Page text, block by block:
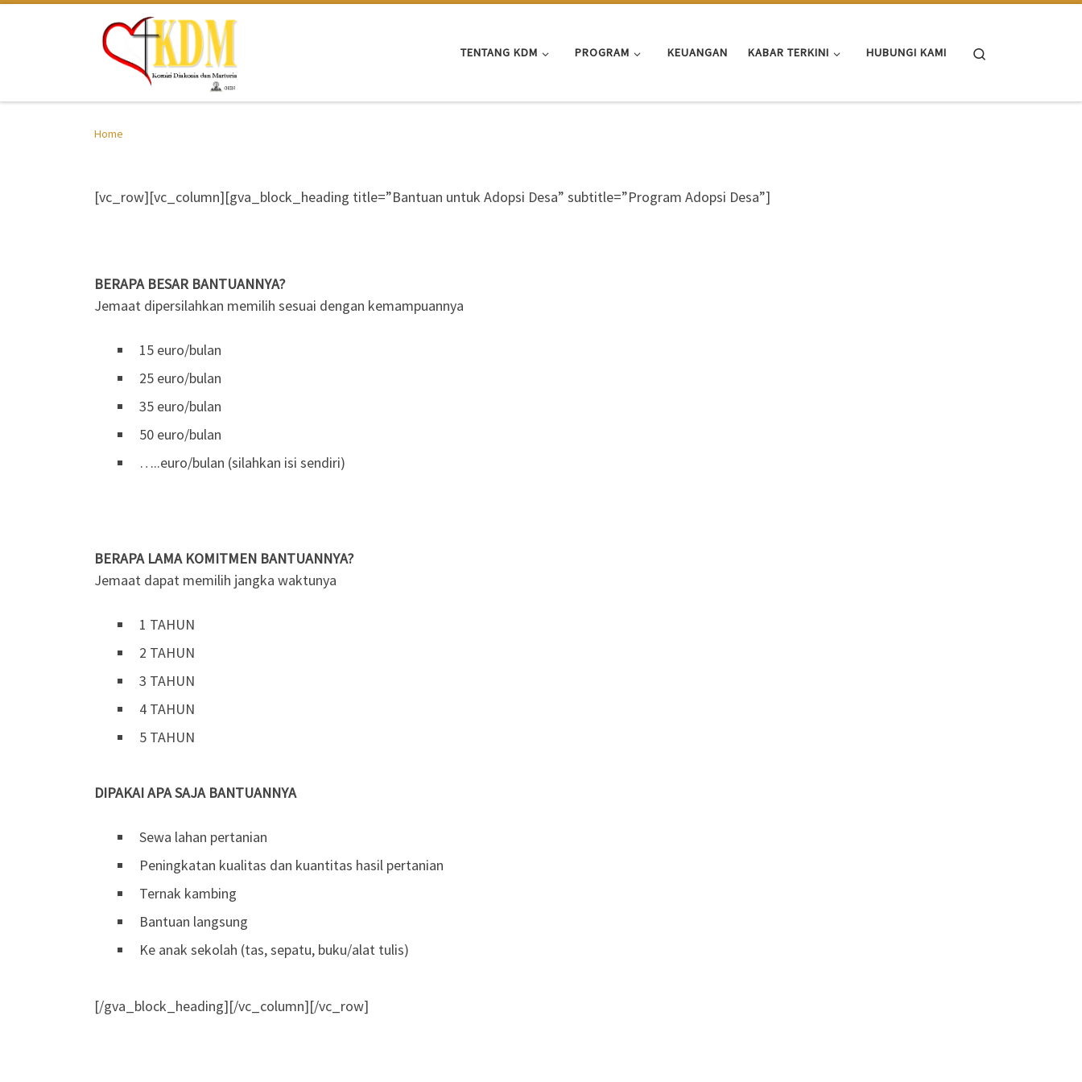
TENTANG KDM PROGRAM KEUANGAN KABAR TERKINI HUBUNGI KAMI
Home
[vc_row][vc_column][gva_block_heading title=”Bantuan untuk Adopsi Desa” subtitle=”Program Adopsi Desa”]
BERAPA BESAR BANTUANNYA?
Jemaat dipersilahkan memilih sesuai dengan kemampuannya
15 euro/bulan
25 euro/bulan
35 euro/bulan
50 euro/bulan
…..euro/bulan (silahkan isi sendiri)
BERAPA LAMA KOMITMEN BANTUANNYA?
Jemaat dapat memilih jangka waktunya
1 TAHUN
2 TAHUN
3 TAHUN
4 TAHUN
5 TAHUN
DIPAKAI APA SAJA BANTUANNYA
Sewa lahan pertanian
Peningkatan kualitas dan kuantitas hasil pertanian
Ternak kambing
Bantuan langsung
Ke anak sekolah (tas, sepatu, buku/alat tulis)
[/gva_block_heading][/vc_column][/vc_row]